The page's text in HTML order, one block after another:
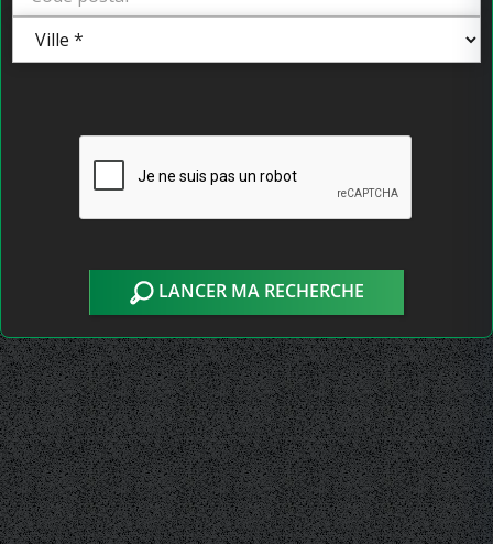
LANCER MA RECHERCHE